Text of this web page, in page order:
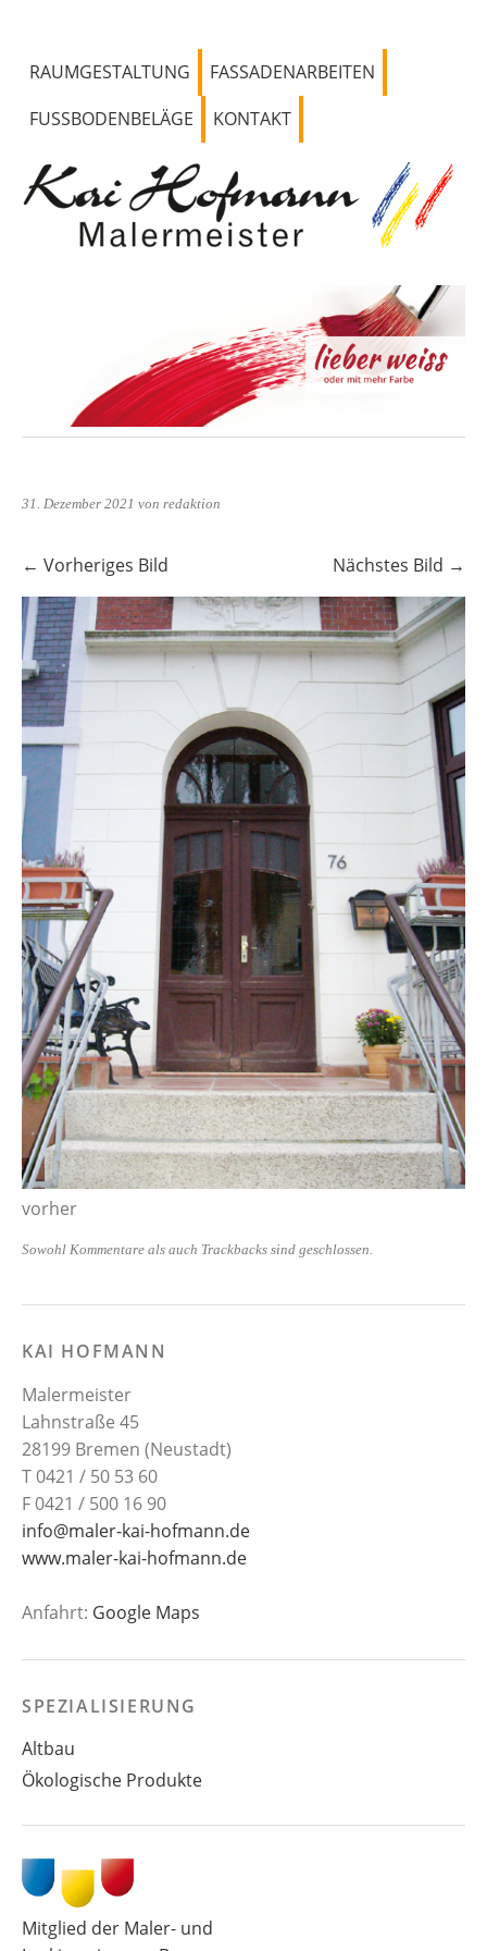
RAUMGESTALTUNG
FASSADENARBEITEN
FUSSBODENBELÄGE
KONTAKT
31. Dezember 2021 von redaktion
← Vorheriges Bild Nächstes Bild →
vorher
Sowohl Kommentare als auch Trackbacks sind geschlossen.
KAI HOFMANN
Malermeister
Lahnstraße 45
28199 Bremen (Neustadt)
T 0421 / 50 53 60
F 0421 / 500 16 90
info@maler-kai-hofmann.de
www.maler-kai-hofmann.de
Anfahrt: Google Maps
SPEZIALISIERUNG
Altbau
Ökologische Produkte
Mitglied der Maler- und